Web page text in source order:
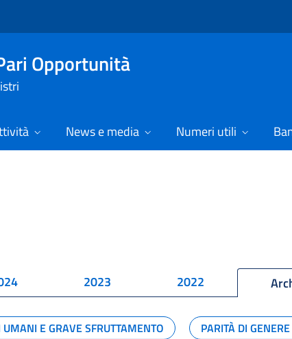
Opportunità
News e media Numeri utili
2023 2022
UMANI E GRAVE SFRUTTAMENTO PARITÀ DI